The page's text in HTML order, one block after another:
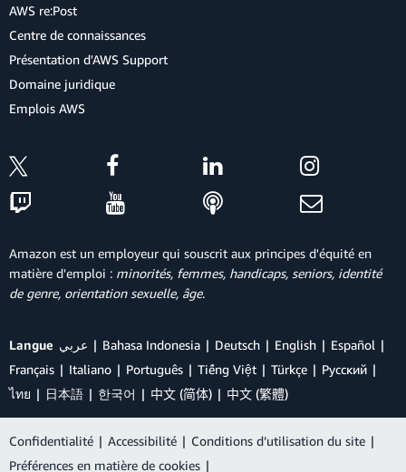
AWS re:Post
Centre de connaissances
Présentation d'AWS Support
Domaine juridique
Emplois AWS
Amazon est un employeur qui souscrit aux principes d'équité en
matière d'emploi : minorités, femmes, handicaps, seniors, identité
de genre, orientation sexuelle, âge.
Langue عربي Bahasa Indonesia Deutsch English
Español
Français
Italiano Português Tiếng Việt Türkçe
Ρусский
ไทย
日本語 한국어 中文 (简体) 中文 (繁體)
Confidentialité | Accessibilité | Conditions d’utilisation du site |
Préférences en matière de cookies |